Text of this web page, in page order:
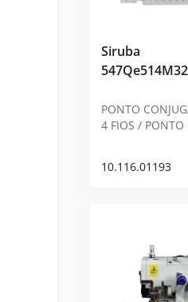
Siruba
PONTO
4 FIOS / PONTO
10.116.01193